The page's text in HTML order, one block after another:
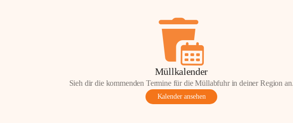
Müllkalender
Sieh dir die kommenden Termine für die Müllabfuhr in deiner Region
Kalender ansehen